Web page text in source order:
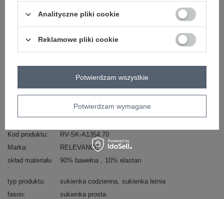
ZALOGUJ SIĘ I ZOBACZ CENĘ
Masz pytanie? Chętnie pomożemy.
+48 601 547 740 Zadaj pytanie
skład materiału : 90% bawełna , 10% elastan
Kod produktu
RV-SK-A1354.70
Marka
RELEVANCE
skład materiału
90% bawełna 10% elastan
typ produktu sukienka codzienna sukienka letnia
fason
sukienka prosta
Analityczne pliki cookie
Reklamowe pliki cookie
Potwierdzam wymagane
Potwierdzam wszystkie